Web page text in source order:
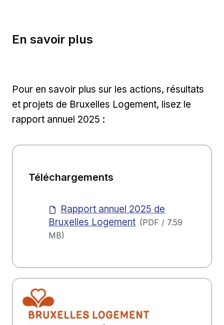
En savoir plus
Pour en savoir plus sur les actions, résultats
et projets de Bruxelles Logement, lisez le
rapport annuel 2025 :
Téléchargements
Rapport annuel 2025 de
Bruxelles Logement (PDF / 7.59
MB)